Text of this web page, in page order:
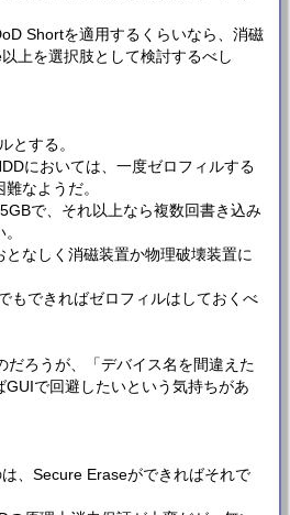
Shortを適用するくらいなら、消磁
上を選択肢として検討するべし
とする。
においては、一度ゼロフィルする
なようだ。
で、それ以上なら複数回書き込み
なしく消磁装置か物理破壊装置に
もできればゼロフィルはしておくべ
だろうが、「デバイス名を間違えた
GUIで回避したいという気持ちがあ
、Secure Eraseができればそれで